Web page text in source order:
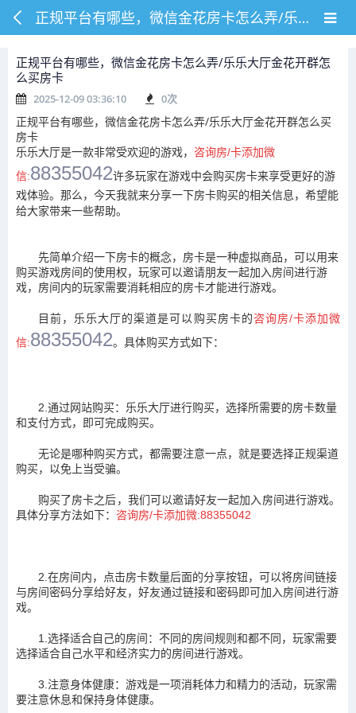
正规平台有哪些，微信金花房卡怎么弄/乐乐大厅金花开群怎么买房卡
正规平台有哪些，微信金花房卡怎么弄/乐乐大厅金花开群怎
么买房卡
2025-12-09 03:36:10 0次
正规平台有哪些，微信金花房卡怎么弄/乐乐大厅金花开群怎么买
房卡
乐乐大厅是一款非常受欢迎的游戏， 咨询房/卡添加微
信:88355042许多玩家在游戏中会购买房卡来享受更好的游
戏体验。那么，今天我就来分享一下房卡购买的相关信息，希望能
给大家带来一些帮助。
先简单介绍一下房卡的概念，房卡是一种虚拟商品，可以用来
购买游戏房间的使用权，玩家可以邀请朋友一起加入房间进行游
戏，房间内的玩家需要消耗相应的房卡才能进行游戏。
目前，乐乐大厅的渠道是可以购买房卡的咨询房/卡添加微
信:88355042。具体购买方式如下：
2.通过网站购买：乐乐大厅进行购买，选择所需要的房卡数量
和支付方式，即可完成购买。
无论是哪种购买方式，都需要注意一点，就是要选择正规渠道
购买，以免上当受骗。
购买了房卡之后，我们可以邀请好友一起加入房间进行游戏。
具体分享方法如下： 咨询房/卡添加微:88355042
2.在房间内，点击房卡数量后面的分享按钮，可以将房间链接
与房间密码分享给好友，好友通过链接和密码即可加入房间进行游
戏。
1.选择适合自己的房间：不同的房间规则和都不同，玩家需要
选择适合自己水平和经济实力的房间进行游戏。
3.注意身体健康：游戏是一项消耗体力和精力的活动，玩家需
要注意休息和保持身体健康。